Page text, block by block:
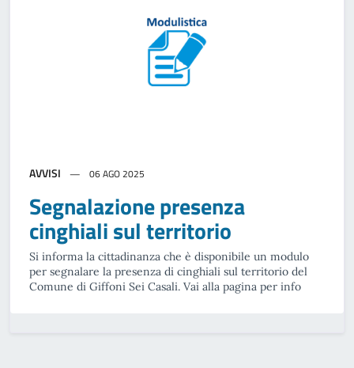
AVVISI 06 AGO 2025
Segnalazione presenza
cinghiali sul territorio
Si informa la cittadinanza che è disponibile un modulo
per segnalare la presenza di cinghiali sul territorio del
Comune di Giffoni Sei Casali. Vai alla pagina per info